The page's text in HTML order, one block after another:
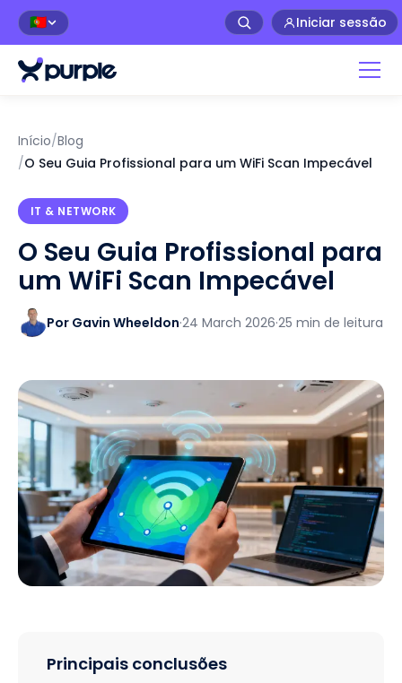
🇵🇹 Iniciar sessão
Início/Blog
/O Seu Guia Profissional para um WiFi Scan Impecável
IT & NETWORK
O Seu Guia Profissional para
um WiFi Scan Impecável
Por Gavin Wheeldon·24 March 2026·25 min de leitura
Principais conclusões